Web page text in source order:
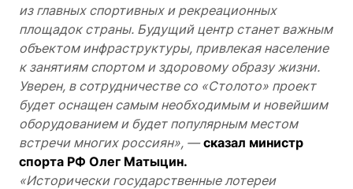
из главных спортивных и рекреационных
площадок страны. Будущий центр станет важным
объектом инфраструктуры, привлекая население
к занятиям спортом и здоровому образу жизни.
Уверен, в сотрудничестве со «Столото» проект
будет оснащен самым необходимым и новейшим
оборудованием и будет популярным местом
встречи многих россиян», — сказал министр
спорта РФ Олег Матыцин.
«Исторически государственные лотереи